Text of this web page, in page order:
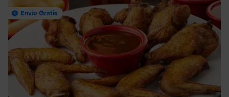
Envío Gratis